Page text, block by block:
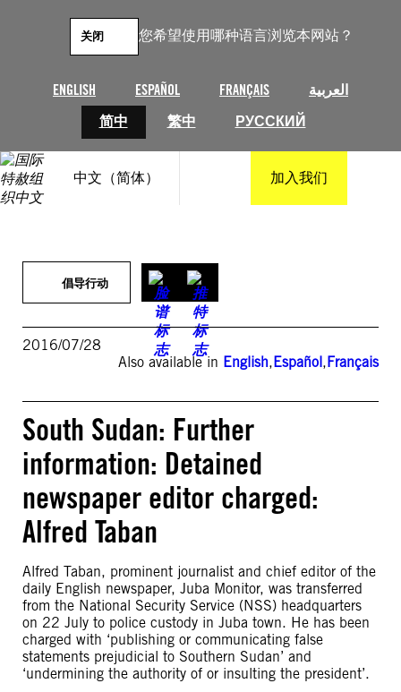
您希望使用哪种语言浏览本网站？
ENGLISH ESPAÑOL FRANÇAIS
العربية
简中
繁中 РУССКИЙ
关闭
中文（简体） 加入我们
倡导行动
2016/07/28
Also available in English,Español,Français
South Sudan: Further
information: Detained
newspaper editor charged:
Alfred Taban
Alfred Taban, prominent journalist and chief editor of the
daily English newspaper, Juba Monitor, was transferred
from the National Security Service (NSS) headquarters
on 22 July to police custody in Juba town. He has been
charged with ‘publishing or communicating false
statements prejudicial to Southern Sudan’ and
‘undermining the authority of or insulting the president’.